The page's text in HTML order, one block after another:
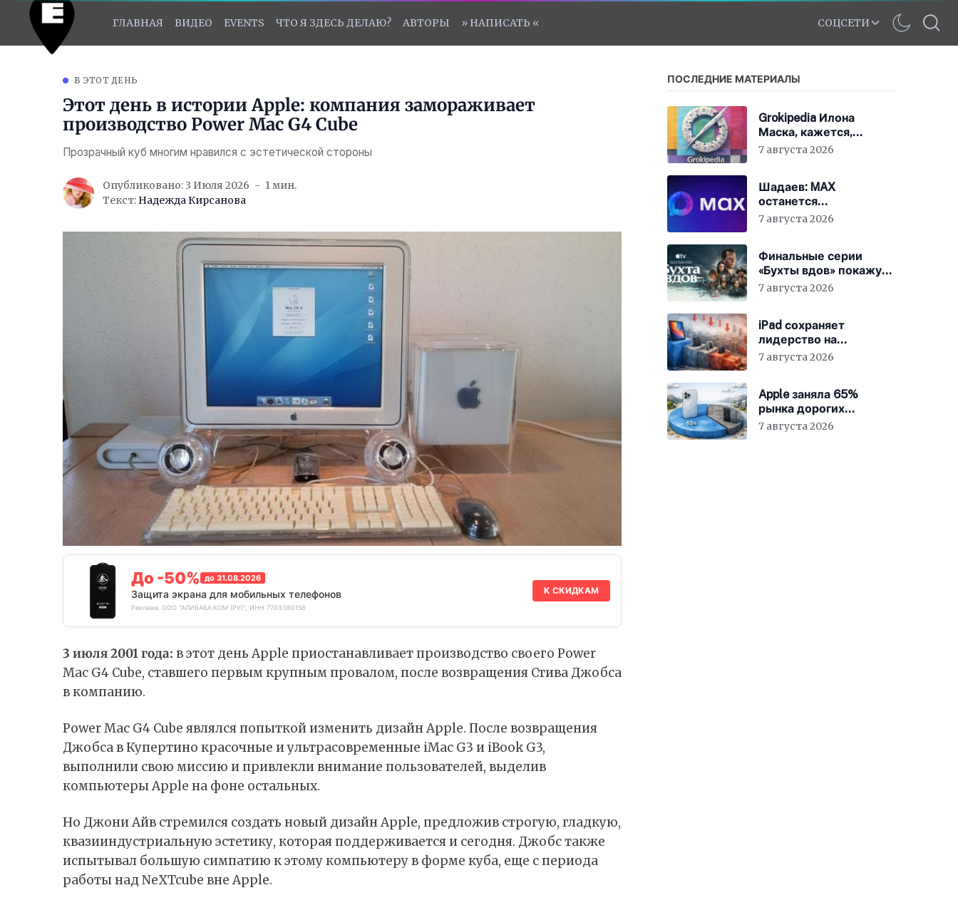
ГЛАВНАЯ ВИДЕО EVENTS ЧТО Я ЗДЕСЬ ДЕЛАЮ? АВТОРЫ » НАПИСАТЬ « СОЦСЕТИ
В ЭТОТ ДЕНЬ
Этот день в истории Apple: компания замораживает
производство Power Mac G4 Cube
Прозрачный куб многим нравился с эстетической стороны
Опубликовано: 3 Июля 2026
1 мин.
Текст: Надежда Кирсанова
До -50% до 31.08.2026
Защита экрана для мобильных телефонов
Реклама. ООО "АЛИБАБА.КОМ (РУ)", ИНН 7703380158
К СКИДКАМ
3 июля 2001 года: в этот день Apple приостанавливает производство своего Power
Mac G4 Cube, ставшего первым крупным провалом, после возвращения Стива Джобса
в компанию.
Power Mac G4 Cube являлся попыткой изменить дизайн Apple. После возвращения
Джобса в Купертино красочные и ультрасовременные iMac G3 и iBook G3,
выполнили свою миссию и привлекли внимание пользователей, выделив
компьютеры Apple на фоне остальных.
Но Джони Айв стремился создать новый дизайн Apple, предложив строгую, гладкую,
квазииндустриальную эстетику, которая поддерживается и сегодня. Джобс также
испытывал большую симпатию к этому компьютеру в форме куба, еще с периода
работы над NeXTcube вне Apple.
ПОСЛЕДНИЕ МАТЕРИАЛЫ
Grokipedia Илона
Маска, кажется,
перестала работать –
7 августа 2026
Шадаев: MAX
останется
национальным
7 августа 2026
Финальные серии
«Бухты вдов» покажут
в кинотеатрах
7 августа 2026
iPad сохраняет
лидерство на
стажирующем рынке
7 августа 2026
Apple заняла 65%
рынка дорогих
смартфонов
7 августа 2026